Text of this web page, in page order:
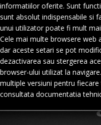
informatiilor oferite. Sunt
sunt absolut indispensabile si
unui utilizator poate fi mult
Cele mai multe browsere web
dar aceste setari se pot
dezactivarea sau stergerea
browser-ului utilizat la
multiple versiuni pentru
consultata documentatia